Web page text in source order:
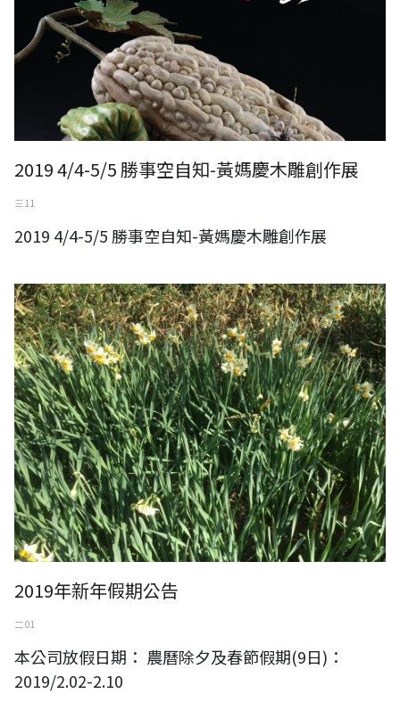
2019 4/4-5/5 勝事空自知-黃媽慶木雕創作展
三 11
2019 4/4-5/5 勝事空自知-黃媽慶木雕創作展
2019年新年假期公告
2019年新年假期公告
二 01
本公司放假日期： 農曆除夕及春節假期(9日)：
2019/2.02-2.10